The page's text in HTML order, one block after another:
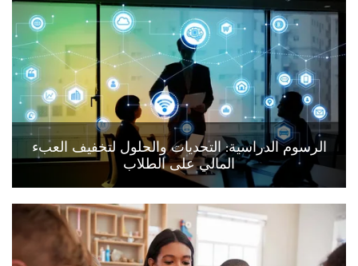
الرسوم الدراسية: التحديات والحلول لتخفيف العبء
المالي على الطلاب